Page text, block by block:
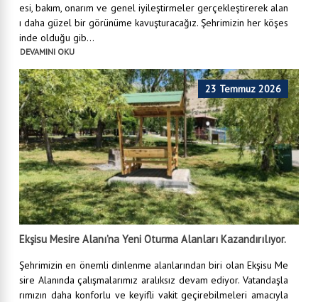
esi, bakım, onarım ve genel iyileştirmeler gerçekleştirerek alan
ı daha güzel bir görünüme kavuşturacağız. Şehrimizin her köşes
inde olduğu gib...
DEVAMINI OKU
23 Temmuz 2026
Ekşisu Mesire Alanı’na Yeni Oturma Alanları Kazandırılıyor.
Şehrimizin en önemli dinlenme alanlarından biri olan Ekşisu Me
sire Alanında çalışmalarımız aralıksız devam ediyor. Vatandaşla
rımızın daha konforlu ve keyifli vakit geçirebilmeleri amacıyla